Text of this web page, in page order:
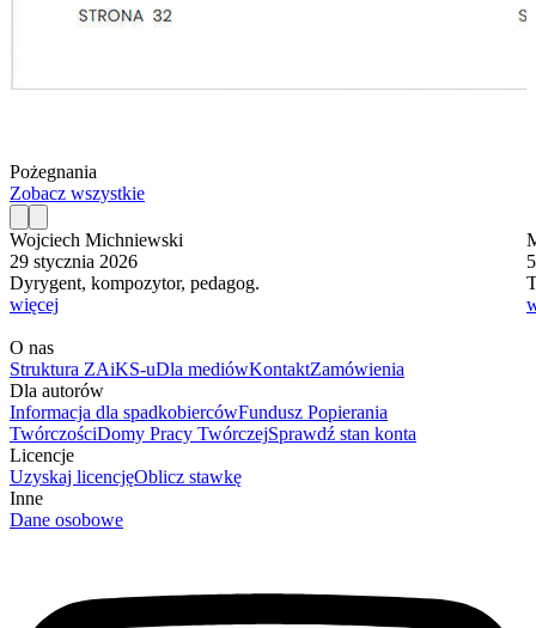
Pożegnania
Zobacz wszystkie
Wojciech Michniewski
29 stycznia 2026
Dyrygent, kompozytor, pedagog.
więcej
O nas
Struktura ZAiKS-uDla mediówKontaktZamówienia
Dla autorów
Informacja dla spadkobiercówFundusz Popierania
TwórczościDomy Pracy TwórczejSprawdź stan konta
Licencje
Uzyskaj licencjęOblicz stawkę
Inne
Dane osobowe